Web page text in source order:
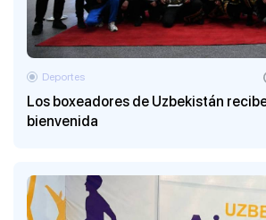
Los boxeadores de Uzbekistán
bienvenida
Deportes